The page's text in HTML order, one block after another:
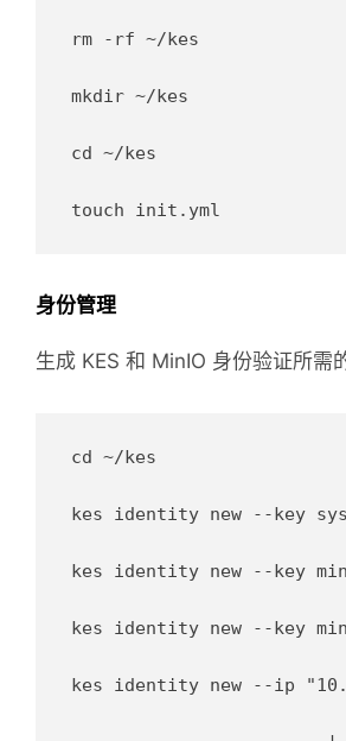
rm -rf ~/kes
mkdir ~/kes
cd ~/kes
身份管理
生成 KES 和 MinIO 身份验证所需
cd ~/kes
kes identity new --key
kes identity new --key
kes identity new --key
kes identity new --ip